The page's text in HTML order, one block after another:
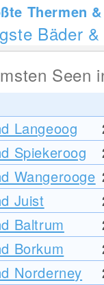
Thermen
Bäder
Seen
Langeoog
Spiekeroog
Wangerooge
Juist
Baltrum
Borkum
Norderney